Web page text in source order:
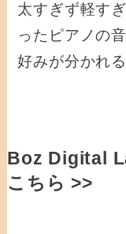
太すぎず軽す
ったピアノの音
好みが分かれ
Boz Digital
こちら >>